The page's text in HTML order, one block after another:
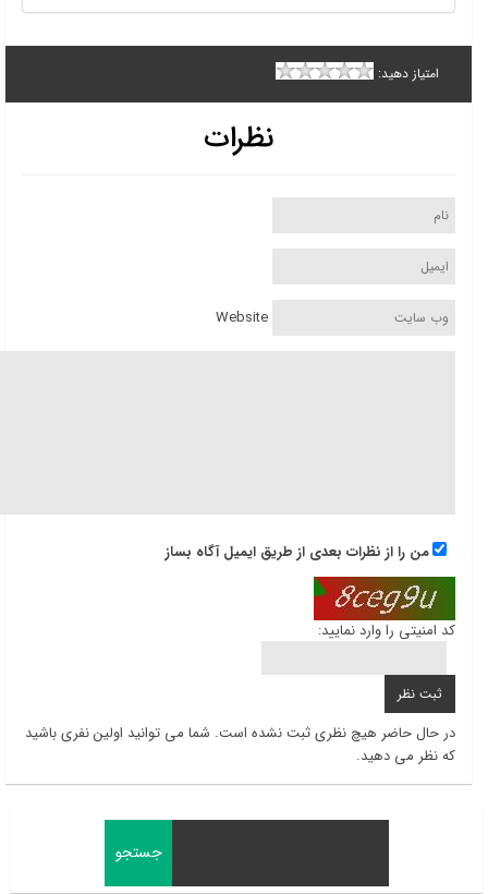
امتیاز دهید:
نظرات
Website
من را از نظرات بعدی از طریق ایمیل آگاه بساز
کد امنیتی را وارد نمایید:
در حال حاضر هیچ نظری ثبت نشده است. شما می توانید اولین نفری باشید
که نظر می دهید.